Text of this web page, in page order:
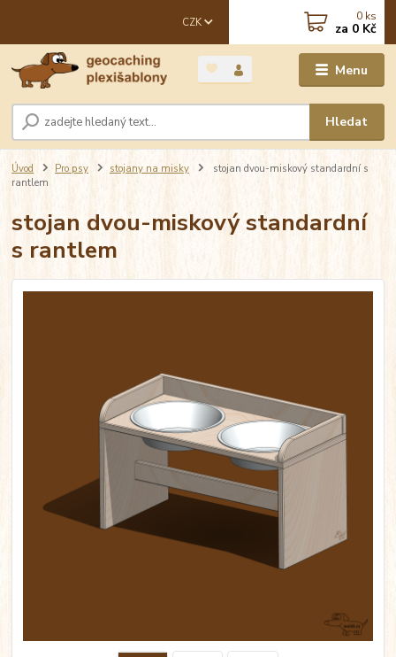
Menu
CZK
Hledat
0 ks
za 0 Kč
Úvod Pro psy stojany na misky
stojan dvou-miskový standardní s
rantlem
stojan dvou-miskový standardní
s rantlem